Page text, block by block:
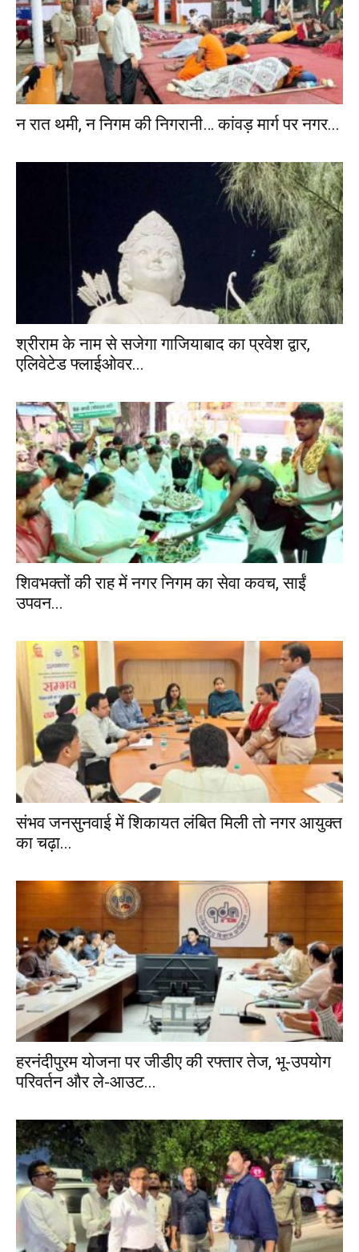
न रात थमी, न निगम की निगरानी… कांवड़ मार्ग पर नगर...
श्रीराम के नाम से सजेगा गाजियाबाद का प्रवेश द्वार,
एलिवेटेड फ्लाईओवर...
शिवभक्तों की राह में नगर निगम का सेवा कवच, साईं
उपवन...
संभव जनसुनवाई में शिकायत लंबित मिली तो नगर आयुक्त
का चढ़ा...
हरनंदीपुरम योजना पर जीडीए की रफ्तार तेज, भू-उपयोग
परिवर्तन और ले-आउट...